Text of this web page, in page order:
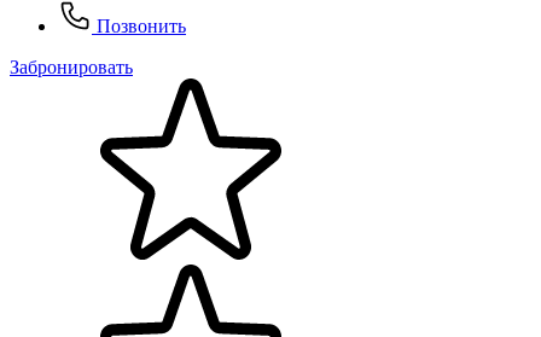
Позвонить
Забронировать